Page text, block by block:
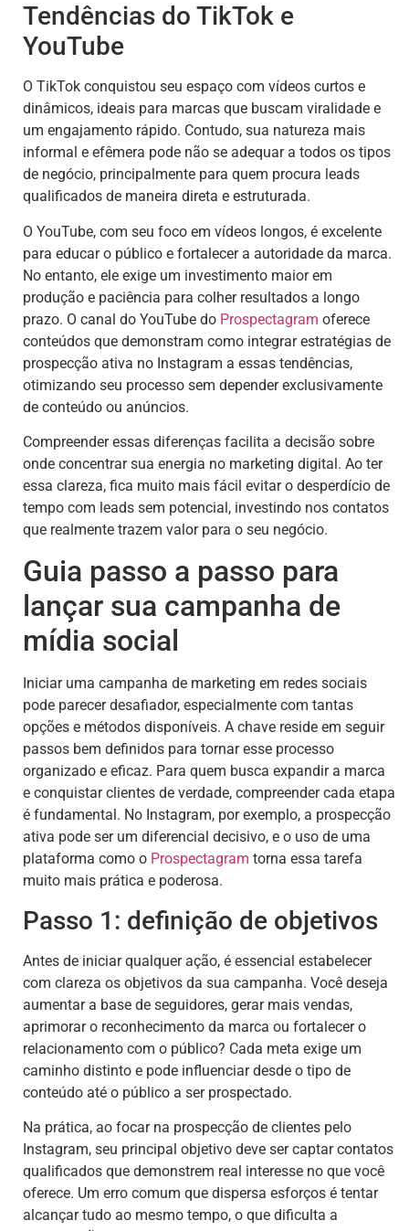
Tendências do TikTok e
YouTube
O TikTok conquistou seu espaço com vídeos curtos e
dinâmicos, ideais para marcas que buscam viralidade e
um engajamento rápido. Contudo, sua natureza mais
informal e efêmera pode não se adequar a todos os tipos
de negócio, principalmente para quem procura leads
qualificados de maneira direta e estruturada.
O YouTube, com seu foco em vídeos longos, é excelente
para educar o público e fortalecer a autoridade da marca.
No entanto, ele exige um investimento maior em
produção e paciência para colher resultados a longo
prazo. O canal do YouTube do Prospectagram oferece
conteúdos que demonstram como integrar estratégias de
prospecção ativa no Instagram a essas tendências,
otimizando seu processo sem depender exclusivamente
de conteúdo ou anúncios.
Compreender essas diferenças facilita a decisão sobre
onde concentrar sua energia no marketing digital. Ao ter
essa clareza, fica muito mais fácil evitar o desperdício de
tempo com leads sem potencial, investindo nos contatos
que realmente trazem valor para o seu negócio.
Guia passo a passo para
lançar sua campanha de
mídia social
Iniciar uma campanha de marketing em redes sociais
pode parecer desafiador, especialmente com tantas
opções e métodos disponíveis. A chave reside em seguir
passos bem definidos para tornar esse processo
organizado e eficaz. Para quem busca expandir a marca
e conquistar clientes de verdade, compreender cada etapa
é fundamental. No Instagram, por exemplo, a prospecção
ativa pode ser um diferencial decisivo, e o uso de uma
plataforma como o Prospectagram torna essa tarefa
muito mais prática e poderosa.
Passo 1: definição de objetivos
Antes de iniciar qualquer ação, é essencial estabelecer
com clareza os objetivos da sua campanha. Você deseja
aumentar a base de seguidores, gerar mais vendas,
aprimorar o reconhecimento da marca ou fortalecer o
relacionamento com o público? Cada meta exige um
caminho distinto e pode influenciar desde o tipo de
conteúdo até o público a ser prospectado.
Na prática, ao focar na prospecção de clientes pelo
Instagram, seu principal objetivo deve ser captar contatos
qualificados que demonstrem real interesse no que você
oferece. Um erro comum que dispersa esforços é tentar
alcançar tudo ao mesmo tempo, o que dificulta a